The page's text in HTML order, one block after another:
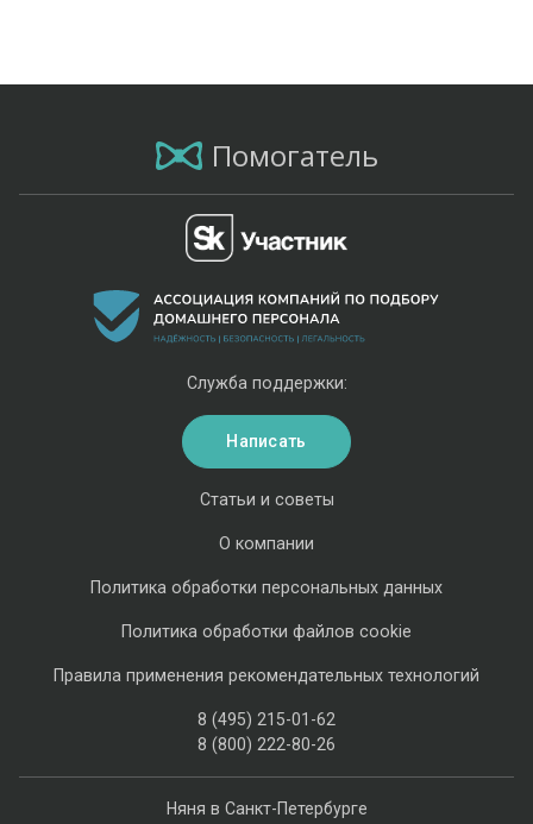
Помогатель
Няня в Санкт-Петербурге
Статьи и советы
О компании
Политика обработки персональных данных
Политика обработки файлов cookie
Правила применения рекомендательных технологий
8 (495) 215-01-62
8 (800) 222-80-26
Служба поддержки:
Написать